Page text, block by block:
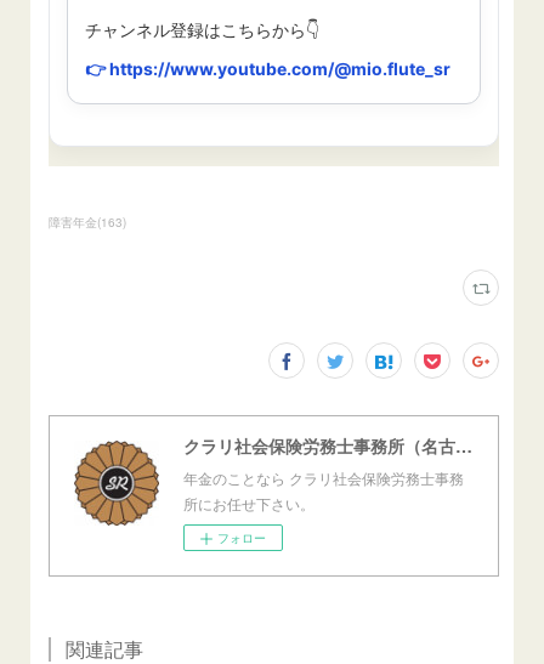
障害年金(163)
クラリ社会保険労務士事務所（名古屋西障害年金センター）
年金のことなら クラリ社会保険労務士事務
所にお任せ下さい。
フォロー
関連記事